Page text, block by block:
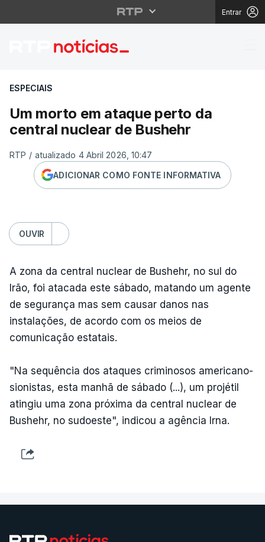
Entrar
Um morto em ataque
ESPECIAIS
Um morto em ataque perto da
central nuclear de Bushehr
RTP / atualizado 4 Abril 2026, 10:47
ADICIONAR COMO FONTE INFORMATIVA
OUVIR
A zona da central nuclear de Bushehr, no sul do
Irão, foi atacada este sábado, matando um agente
de segurança mas sem causar danos nas
instalações, de acordo com os meios de
comunicação estatais.
"Na sequência dos ataques criminosos americano-
sionistas, esta manhã de sábado (...), um projétil
atingiu uma zona próxima da central nuclear de
Bushehr, no sudoeste", indicou a agência Irna.